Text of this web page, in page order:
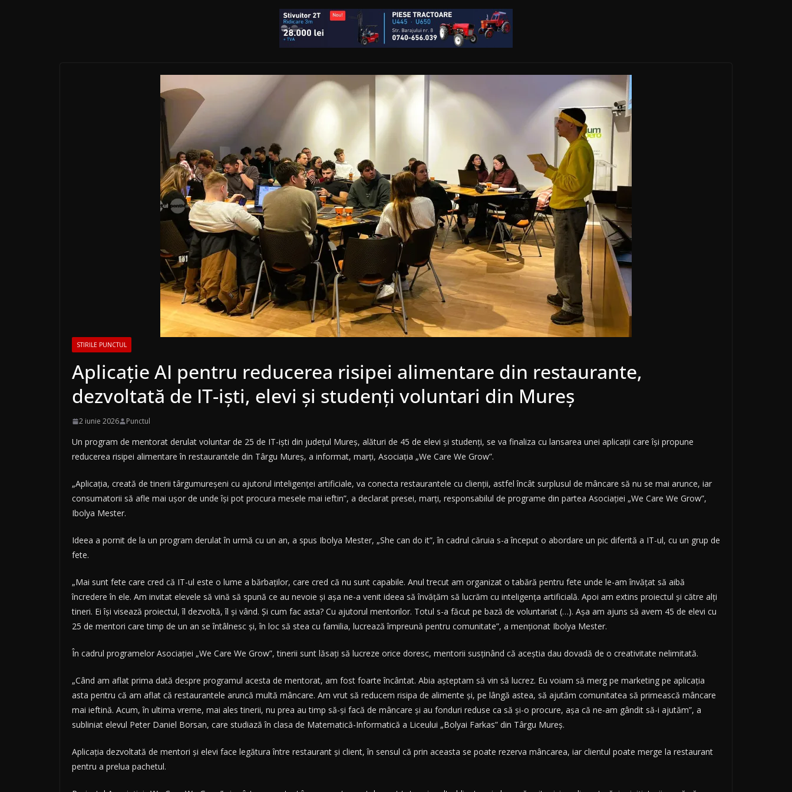
STIRILE PUNCTUL
Aplicaţie AI pentru reducerea risipei alimentare din restaurante,
dezvoltată de IT-işti, elevi şi studenţi voluntari din Mureș
2 iunie 2026 Punctul
Un program de mentorat derulat voluntar de 25 de IT-işti din judeţul Mureş, alături de 45 de elevi şi studenţi, se va finaliza cu lansarea unei aplicaţii care îşi propune
reducerea risipei alimentare în restaurantele din Târgu Mureş, a informat, marţi, Asociaţia „We Care We Grow”.
„Aplicaţia, creată de tinerii târgumureşeni cu ajutorul inteligenţei artificiale, va conecta restaurantele cu clienţii, astfel încât surplusul de mâncare să nu se mai arunce, iar
consumatorii să afle mai uşor de unde îşi pot procura mesele mai ieftin”, a declarat presei, marţi, responsabilul de programe din partea Asociaţiei „We Care We Grow”,
Ibolya Mester.
Ideea a pornit de la un program derulat în urmă cu un an, a spus Ibolya Mester, „She can do it”, în cadrul căruia s-a început o abordare un pic diferită a IT-ul, cu un grup de
fete.
„Mai sunt fete care cred că IT-ul este o lume a bărbaţilor, care cred că nu sunt capabile. Anul trecut am organizat o tabără pentru fete unde le-am învăţat să aibă
încredere în ele. Am invitat elevele să vină să spună ce au nevoie şi aşa ne-a venit ideea să învăţăm să lucrăm cu inteligenţa artificială. Apoi am extins proiectul şi către alţi
tineri. Ei îşi visează proiectul, îl dezvoltă, îl şi vând. Şi cum fac asta? Cu ajutorul mentorilor. Totul s-a făcut pe bază de voluntariat (…). Aşa am ajuns să avem 45 de elevi cu
25 de mentori care timp de un an se întâlnesc şi, în loc să stea cu familia, lucrează împreună pentru comunitate”, a menţionat Ibolya Mester.
În cadrul programelor Asociaţiei „We Care We Grow”, tinerii sunt lăsaţi să lucreze orice doresc, mentorii susţinând că aceştia dau dovadă de o creativitate nelimitată.
„Când am aflat prima dată despre programul acesta de mentorat, am fost foarte încântat. Abia aşteptam să vin să lucrez. Eu voiam să merg pe marketing pe aplicaţia
asta pentru că am aflat că restaurantele aruncă multă mâncare. Am vrut să reducem risipa de alimente şi, pe lângă astea, să ajutăm comunitatea să primească mâncare
mai ieftină. Acum, în ultima vreme, mai ales tinerii, nu prea au timp să-şi facă de mâncare şi au fonduri reduse ca să şi-o procure, aşa că ne-am gândit să-i ajutăm”, a
subliniat elevul Peter Daniel Borsan, care studiază în clasa de Matematică-Informatică a Liceului „Bolyai Farkas” din Târgu Mureş.
Aplicaţia dezvoltată de mentori şi elevi face legătura între restaurant şi client, în sensul că prin aceasta se poate rezerva mâncarea, iar clientul poate merge la restaurant
pentru a prelua pachetul.